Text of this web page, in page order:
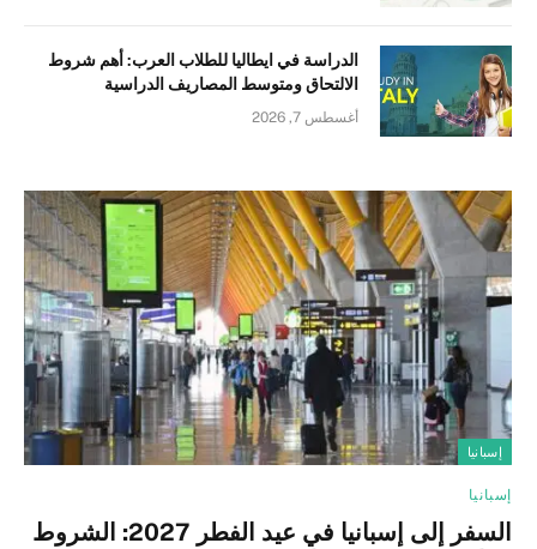
الدراسة في ايطاليا للطلاب العرب: أهم شروط
الالتحاق ومتوسط المصاريف الدراسية
أغسطس 7, 2026
إسبانيا
إسبانيا
السفر إلى إسبانيا في عيد الفطر 2027: الشروط